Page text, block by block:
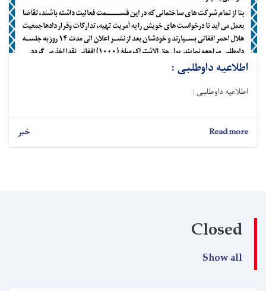
اطلاعیه داوطلبی :
اطلاعیه داوطلبی :
Read more خبر
Closed
Show all